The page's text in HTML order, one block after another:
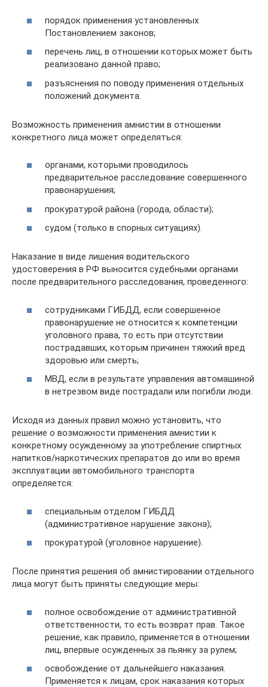
порядок применения установленных
Постановлением законов;
перечень лиц, в отношении которых может быть
реализовано данной право;
разъяснения по поводу применения отдельных
положений документа.
Возможность применения амнистии в отношении
конкретного лица может определяться:
органами, которыми проводилось
предварительное расследование совершенного
правонарушения;
прокуратурой района (города, области);
судом (только в спорных ситуациях).
Наказание в виде лишения водительского
удостоверения в РФ выносится судебными органами
после предварительного расследования, проведенного:
сотрудниками ГИБДД, если совершенное
правонарушение не относится к компетенции
уголовного права, то есть при отсутствии
пострадавших, которым причинен тяжкий вред
здоровью или смерть;
МВД, если в результате управления автомашиной
в нетрезвом виде пострадали или погибли люди.
Исходя из данных правил можно установить, что
решение о возможности применения амнистии к
конкретному осужденному за употребление спиртных
напитков/наркотических препаратов до или во время
эксплуатации автомобильного транспорта
определяется:
специальным отделом ГИБДД
(административное нарушение закона);
прокуратурой (уголовное нарушение).
После принятия решения об амнистировании отдельного
лица могут быть приняты следующие меры:
полное освобождение от административной
ответственности, то есть возврат прав. Такое
решение, как правило, применяется в отношении
лиц, впервые осужденных за пьянку за рулем;
освобождение от дальнейшего наказания.
Применяется к лицам, срок наказания которых